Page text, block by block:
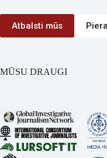
Atbalsti mūs
MŪSU DRAUGI